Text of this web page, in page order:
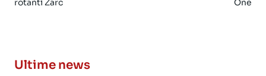
rotanti Zarc One
Ultime news